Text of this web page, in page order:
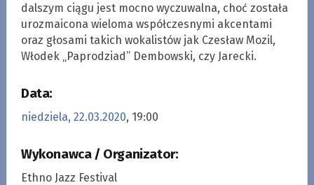
dalszym ciągu jest mocno wyczuwalna, choć została
urozmaicona wieloma współczesnymi akcentami
oraz głosami takich wokalistów jak Czesław Mozil,
Włodek „Paprodziad” Dembowski, czy Jarecki.
Data:
niedziela, 22.03.2020, 19:00
Wykonawca / Organizator:
Ethno Jazz Festival